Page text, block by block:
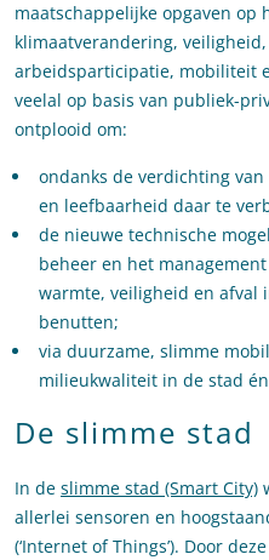
maatschappelijke opgaven op
klimaatverandering,
arbeidsparticipatie, mobiliteit
veelal op basis van publiek-
ontplooid om:
ondanks de verdichting
en leefbaarheid daar te
de nieuwe technische
beheer en het
warmte, veiligheid en afval
benutten;
via duurzame, slimme
milieukwaliteit in de stad
De slimme stad
In de slimme stad (Smart City)
allerlei sensoren en
(‘Internet of Things’). Door